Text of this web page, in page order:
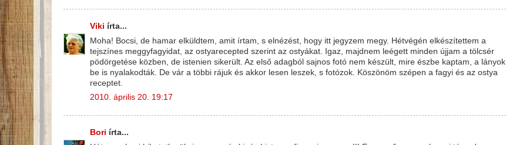
Viki írta...
Moha! Bocsi, de hamar elküldtem, amit írtam, s elnézést, hogy itt jegyzem megy. Hétvégén elkészítettem a
tejszínes meggyfagyidat, az ostyarecepted szerint az ostyákat. Igaz, majdnem leégett minden újjam a tölcsér
pödörgetése közben, de istenien sikerült. Az első adagból sajnos fotó nem készült, mire észbe kaptam, a lányok
be is nyalakodták. De vár a többi rájuk és akkor lesen leszek, s fotózok. Köszönöm szépen a fagyi és az ostya
receptet.
2010. április 20. 19:17
Bori írta...